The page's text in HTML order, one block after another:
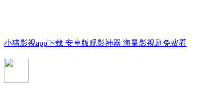
小猪影视app下载 安卓版观影神器 海量影视剧免费看